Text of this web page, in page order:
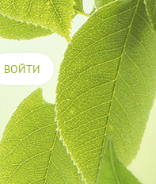
ВОЙТИ